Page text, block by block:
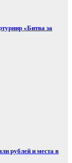
«Битва за
рублей и места в